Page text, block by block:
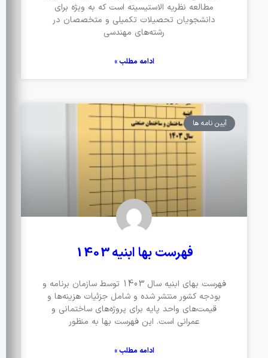
مطالعه نظریه الاستیسیته است که به ویژه برای
دانشجویان تحصیلات تکمیلی و متخصصان در
رشته‌های مهندسی
ادامه مطلب »
آیین نامه ها
فهرست بها ابنیه 1403
فهرست بهای ابنیه سال 1403 توسط سازمان برنامه و
بودجه کشور منتشر شده و شامل جزئیات هزینه‌ها و
قیمت‌های واحد پایه برای پروژه‌های ساختمانی و
عمرانی است. این فهرست بها به منظور
ادامه مطلب »